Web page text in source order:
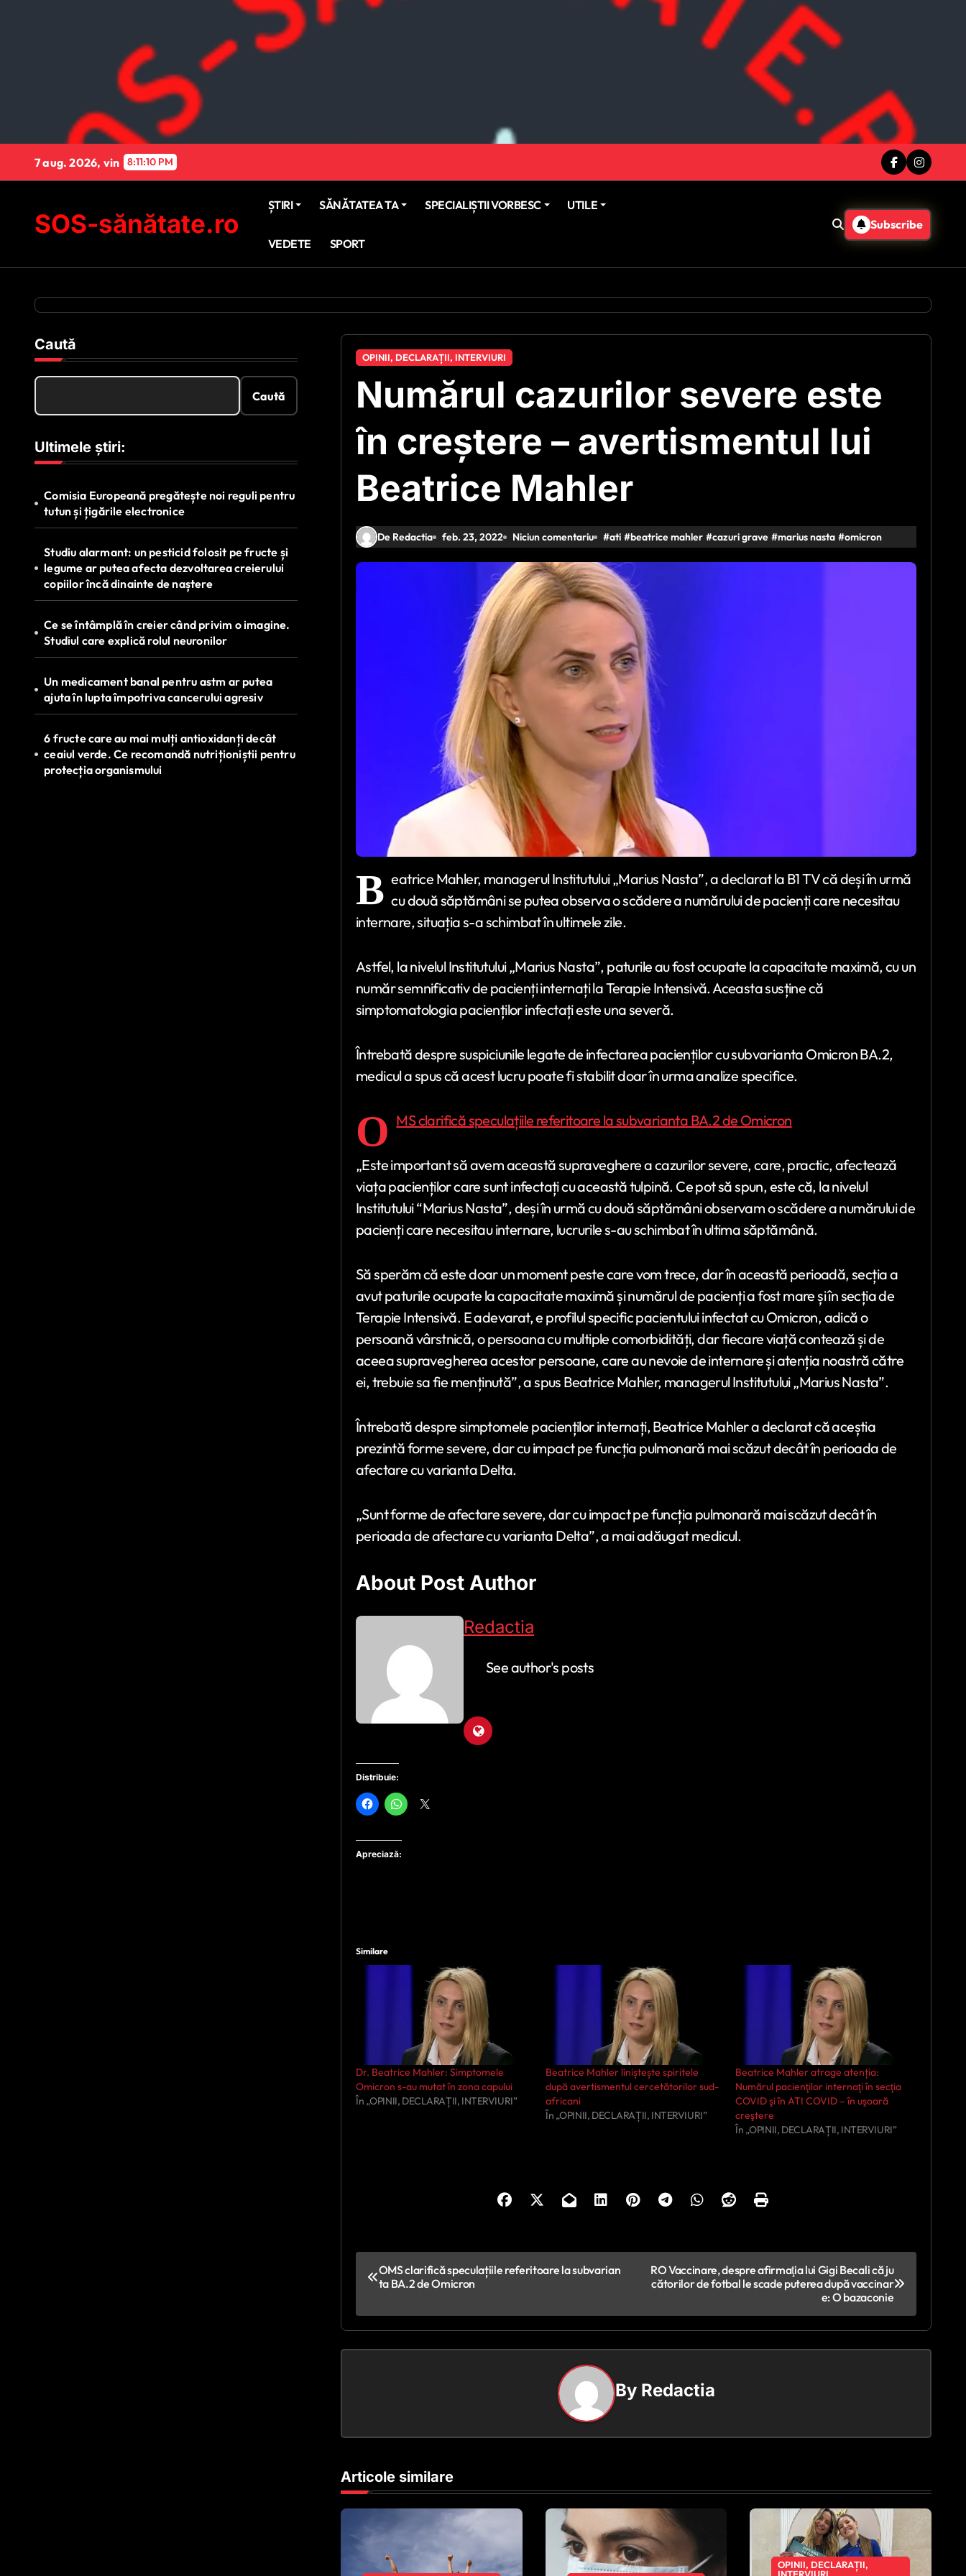
7 aug. 2026, vin 8:11:11 PM
SOS-sănătate.ro
ȘTIRI SĂNĂTATEA TA SPECIALIȘTII VORBESC UTILE
VEDETE SPORT
Subscribe
Caută
Caută
Ultimele știri:
Comisia Europeană pregătește noi reguli pentru
tutun și țigările electronice
Studiu alarmant: un pesticid folosit pe fructe și
legume ar putea afecta dezvoltarea creierului
copiilor încă dinainte de naștere
Ce se întâmplă în creier când privim o imagine.
Studiul care explică rolul neuronilor
Un medicament banal pentru astm ar putea
ajuta în lupta împotriva cancerului agresiv
6 fructe care au mai mulți antioxidanți decât
ceaiul verde. Ce recomandă nutriționiștii pentru
protecția organismului
OPINII, DECLARAȚII, INTERVIURI
Numărul cazurilor severe este
în creștere – avertismentul lui
Beatrice Mahler
De Redactia feb. 23, 2022 Niciun comentariu #ati #beatrice mahler #cazuri grave #marius nasta #omicron
B eatrice Mahler, managerul Institutului „Marius Nasta”, a declarat la B1 TV că deși în urmă
cu două săptămâni se putea observa o scădere a numărului de pacienți care necesitau
internare, situația s-a schimbat în ultimele zile.
Astfel, la nivelul Institutului „Marius Nasta”, paturile au fost ocupate la capacitate maximă, cu un
număr semnificativ de pacienți internați la Terapie Intensivă. Aceasta susține că
simptomatologia pacienților infectați este una severă.
Întrebată despre suspiciunile legate de infectarea pacienților cu subvarianta Omicron BA.2,
medicul a spus că acest lucru poate fi stabilit doar în urma analize specifice.
O MS clarifică speculațiile referitoare la subvarianta BA.2 de Omicron
„Este important să avem această supraveghere a cazurilor severe, care, practic, afectează
viața pacienților care sunt infectați cu această tulpină. Ce pot să spun, este că, la nivelul
Institutului “Marius Nasta”, deși în urmă cu două săptămâni observam o scădere a numărului de
pacienți care necesitau internare, lucrurile s-au schimbat în ultima săptămână.
Să sperăm că este doar un moment peste care vom trece, dar în această perioadă, secția a
avut paturile ocupate la capacitate maximă și numărul de pacienți a fost mare și în secția de
Terapie Intensivă. E adevarat, e profilul specific pacientului infectat cu Omicron, adică o
persoană vârstnică, o persoana cu multiple comorbidități, dar fiecare viață contează și de
aceea supravegherea acestor persoane, care au nevoie de internare și atenția noastră către
ei, trebuie sa fie menținută”, a spus Beatrice Mahler, managerul Institutului „Marius Nasta”.
Întrebată despre simptomele pacienților internați, Beatrice Mahler a declarat că aceștia
prezintă forme severe, dar cu impact pe funcția pulmonară mai scăzut decât în perioada de
afectare cu varianta Delta.
„Sunt forme de afectare severe, dar cu impact pe funcția pulmonară mai scăzut decât în
perioada de afectare cu varianta Delta”, a mai adăugat medicul.
About Post Author
Redactia
See author's posts
Distribuie:
Apreciază:
Similare
Dr. Beatrice Mahler: Simptomele
Omicron s-au mutat în zona capului
În „OPINII, DECLARAȚII, INTERVIURI”
Beatrice Mahler liniștește spiritele
după avertismentul cercetătorilor sud-
africani
În „OPINII, DECLARAȚII, INTERVIURI”
Beatrice Mahler atrage atenția:
Numărul pacienţilor internaţi în secţia
COVID şi în ATI COVID – în uşoară
creştere
În „OPINII, DECLARAȚII, INTERVIURI”
N
v
i
r
e
î
n
OMS clarifică speculațiile referitoare la subvarian
ta BA.2 de Omicron
RO Vaccinare, despre afirmaţia lui Gigi Becali că ju
cătorilor de fotbal le scade puterea după vaccinar
e: O bazaconie
By Redactia
Articole similare
OPINII, DECLARAȚII,